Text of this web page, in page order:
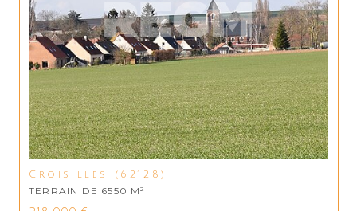
Croisilles (62128)
TERRAIN DE 6550 M²